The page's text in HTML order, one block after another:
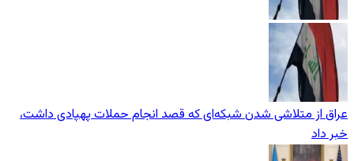
عراق از متلاشی شدن شبکه‌ای که قصد انجام حملات پهپادی داشت،
خبر داد